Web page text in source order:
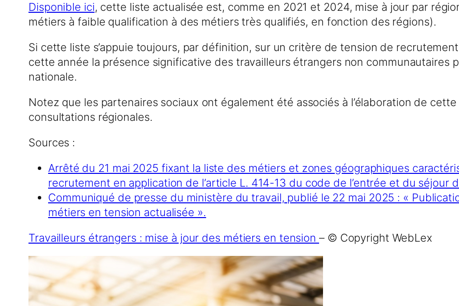
Disponible ici, cette liste actualisée est, comme en 2021 et 2024, mise à jour par
métiers à faible qualification à des métiers très qualifiés, en fonction des régions).
Si cette liste s’appuie toujours, par définition, sur un critère de tension de
cette année la présence significative des travailleurs étrangers non communautaires
nationale.
Notez que les partenaires sociaux ont également été associés à l’élaboration de
consultations régionales.
Sources :
Arrêté du 21 mai 2025 fixant la liste des métiers et zones géographiques
recrutement en application de l’article L. 414-13 du code de l’entrée et du séjour
Communiqué de presse du ministère du travail, publié le 22 mai 2025 : «
métiers en tension actualisée ».
Travailleurs étrangers : mise à jour des métiers en tension – © Copyright WebLex